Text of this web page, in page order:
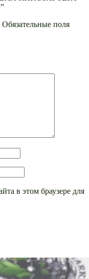
Обязательные поля
в этом браузере для